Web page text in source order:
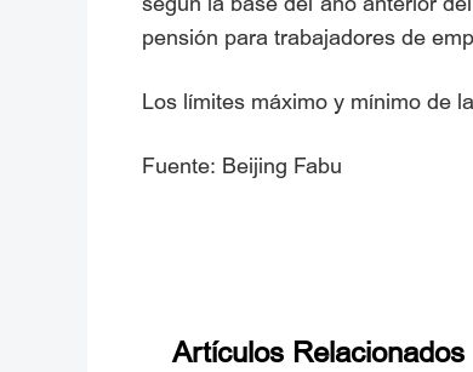
pensión para trabajadores de
Los límites máximo y mínimo de
Fuente: Beijing Fabu
Artículos Relacionados